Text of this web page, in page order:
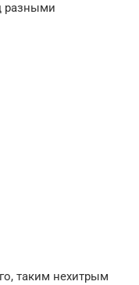
разными
таким нехитрым